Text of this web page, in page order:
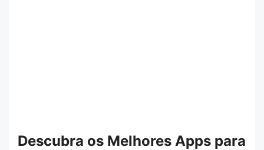
Descubra os Melhores Apps para